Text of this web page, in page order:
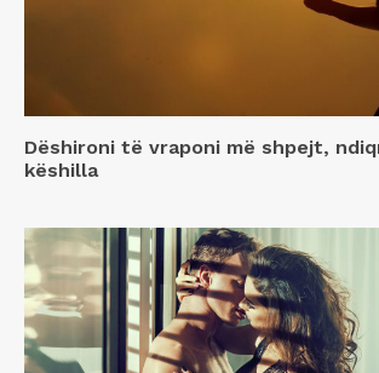
Dëshironi të vraponi më shpejt,
këshilla